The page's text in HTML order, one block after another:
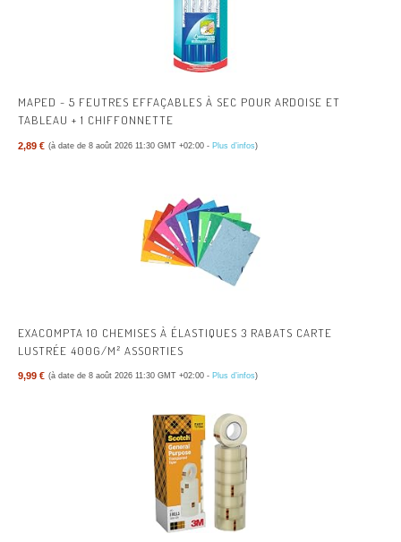
MAPED - 5 FEUTRES EFFAÇABLES À SEC POUR ARDOISE ET
TABLEAU + 1 CHIFFONNETTE
2,89 € (à date de 8 août 2026 11:30 GMT +02:00 - Plus d’infos)
EXACOMPTA 10 CHEMISES À ÉLASTIQUES 3 RABATS CARTE
LUSTRÉE 400G/M² ASSORTIES
9,99 € (à date de 8 août 2026 11:30 GMT +02:00 - Plus d’infos)